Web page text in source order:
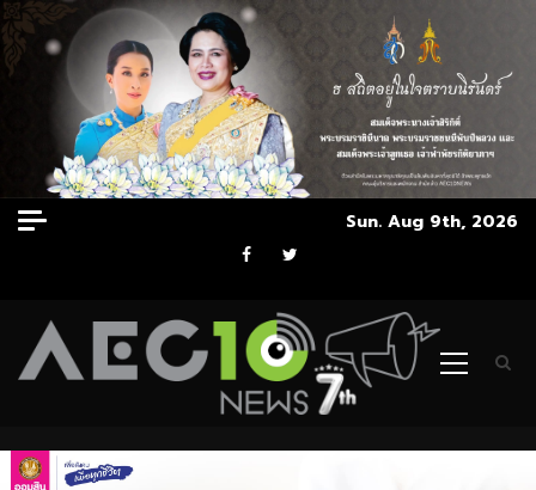
Skip
to
Sun. Aug 9th, 2026
Facebook
Twitter
Primary